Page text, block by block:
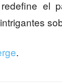
el
.